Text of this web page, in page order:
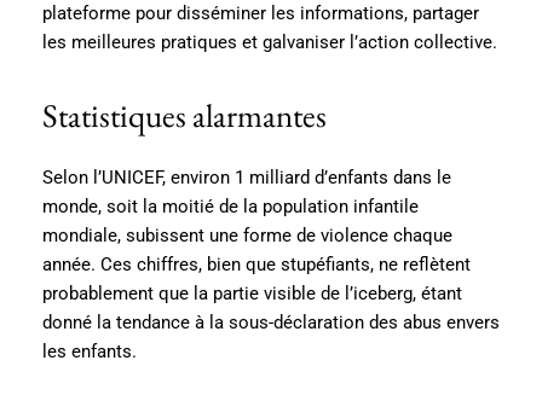
plateforme pour disséminer les informations, partager
les meilleures pratiques et galvaniser l’action collective.
Statistiques alarmantes
Selon l’UNICEF, environ 1 milliard d’enfants dans le
monde, soit la moitié de la population infantile
mondiale, subissent une forme de violence chaque
année. Ces chiffres, bien que stupéfiants, ne reflètent
probablement que la partie visible de l’iceberg, étant
donné la tendance à la sous-déclaration des abus envers
les enfants.